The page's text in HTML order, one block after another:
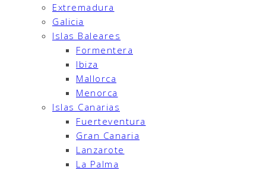
Extremadura
Galicia
Islas Baleares
Formentera
Ibiza
Mallorca
Menorca
Islas Canarias
Fuerteventura
Gran Canaria
Lanzarote
La Palma